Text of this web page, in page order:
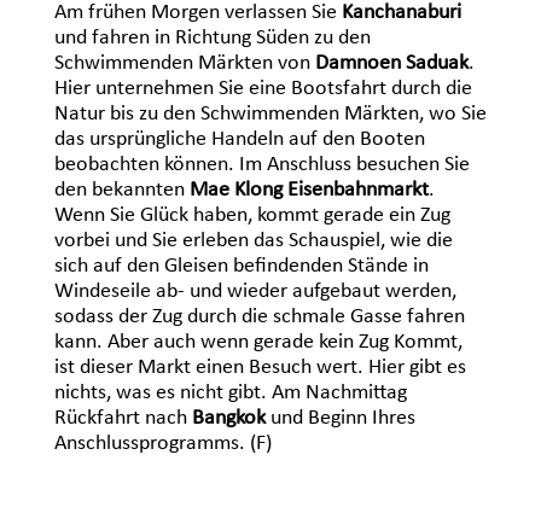
Am frühen Morgen verlassen Sie Kanchanaburi
und fahren in Richtung Süden zu den
Schwimmenden Märkten von Damnoen Saduak.
Hier unternehmen Sie eine Bootsfahrt durch die
Natur bis zu den Schwimmenden Märkten, wo Sie
das ursprüngliche Handeln auf den Booten
beobachten können. Im Anschluss besuchen Sie
den bekannten Mae Klong Eisenbahnmarkt.
Wenn Sie Glück haben, kommt gerade ein Zug
vorbei und Sie erleben das Schauspiel, wie die
sich auf den Gleisen befindenden Stände in
Windeseile ab- und wieder aufgebaut werden,
sodass der Zug durch die schmale Gasse fahren
kann. Aber auch wenn gerade kein Zug Kommt,
ist dieser Markt einen Besuch wert. Hier gibt es
nichts, was es nicht gibt. Am Nachmittag
Rückfahrt nach Bangkokund Beginn Ihres
Anschlussprogramms. (F)